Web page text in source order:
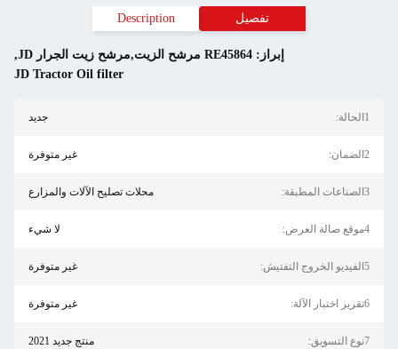
تفصيل Description
إبراز: RE45864 مرشح الزيت,مرشح زيت الجرار JD
,
JD Tractor Oil filter
1الحالة: جديد
2الضمان: غير متوفرة
3الصناعات المطبقة: محلات تصليح الآلات والمزارع
4موقع صالة العرض: لا شيء
5الفيديو الخروج التفتيش: غير متوفرة
6تقرير اختبار الآلة: غير متوفرة
7نوع التسويق: منتج جديد 2021